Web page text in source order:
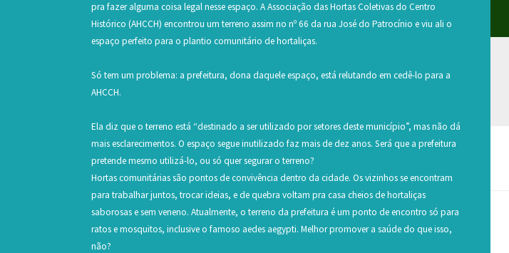
pra fazer alguma coisa legal nesse espaço. A Associação das Hortas Coletivas do Centro
Histórico (AHCCH) encontrou um terreno assim no nº 66 da rua José do Patrocínio e viu ali o
espaço perfeito para o plantio comunitário de hortaliças.
Só tem um problema: a prefeitura, dona daquele espaço, está relutando em cedê-lo para a
AHCCH.
Ela diz que o terreno está “destinado a ser utilizado por setores deste município”, mas não dá
mais esclarecimentos. O espaço segue inutilizado faz mais de dez anos. Será que a prefeitura
pretende mesmo utilizá-lo, ou só quer segurar o terreno?
Hortas comunitárias são pontos de convivência dentro da cidade. Os vizinhos se encontram
para trabalhar juntos, trocar ideias, e de quebra voltam pra casa cheios de hortaliças
saborosas e sem veneno. Atualmente, o terreno da prefeitura é um ponto de encontro só para
ratos e mosquitos, inclusive o famoso aedes aegypti. Melhor promover a saúde do que isso,
não?